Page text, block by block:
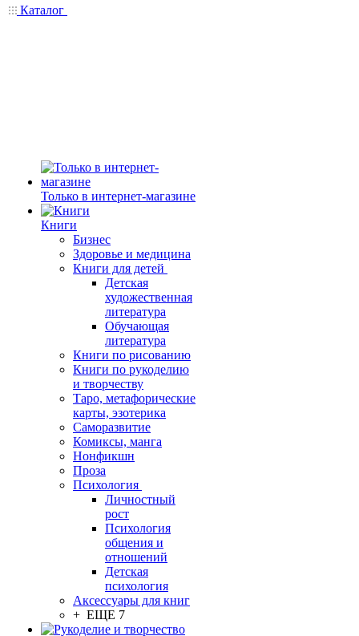
Каталог
Только в интернет-магазине
Книги
Бизнес
Здоровье и медицина
Книги для детей
Детская
художественная
литература
Обучающая
литература
Книги по рисованию
Книги по рукоделию
и творчеству
Таро, метафорические
карты, эзотерика
Саморазвитие
Комиксы, манга
Нонфикшн
Проза
Психология
Личностный
рост
Психология
общения и
отношений
Детская
психология
Аксессуары для книг
+ ЕЩЕ 7